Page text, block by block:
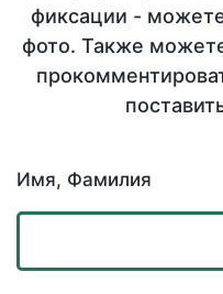
фиксации -
фото. Также
Имя, Фамилия